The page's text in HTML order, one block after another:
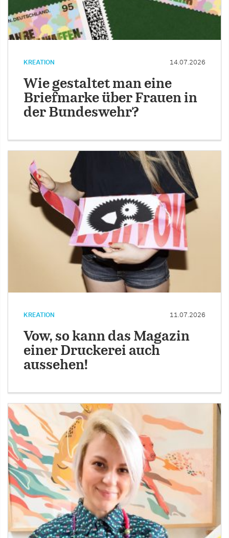
KREATION 14.07.2026
Wie gestaltet man eine
Briefmarke über Frauen in
der Bundeswehr?
KREATION 11.07.2026
Vow, so kann das Magazin
einer Druckerei auch
aussehen!